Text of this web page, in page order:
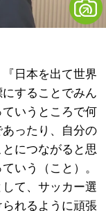
『日本を出て世界
することでみん
いうところで何
ったり、自分の
につながると思
いう（こと）。
て、サッカー選
れるように頑張